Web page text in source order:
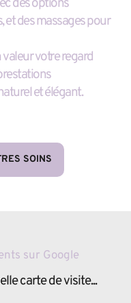
des options
des massages pour
votre regard
et élégant.
SOINS
sur Google
carte de visite...